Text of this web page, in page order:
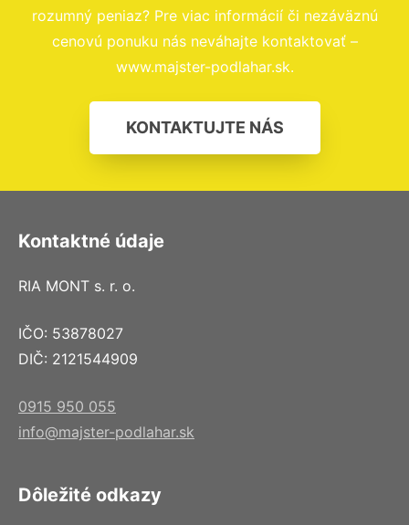
rozumný peniaz? Pre viac informácií či nezáväznú
cenovú ponuku nás neváhajte kontaktovať –
www.majster-podlahar.sk.
KONTAKTUJTE NÁS
Kontaktné údaje
RIA MONT s. r. o.
IČO: 53878027
DIČ: 2121544909
0915 950 055
info@majster-podlahar.sk
Dôležité odkazy